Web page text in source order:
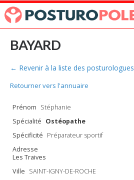
BAYARD
← Revenir à la liste des posturologues
Retourner vers l'annuaire
Prénom Stéphanie
Spécialité Ostéopathe
Spécificité Préparateur sportif
Adresse
Les Traives
Ville SAINT-IGNY-DE-ROCHE